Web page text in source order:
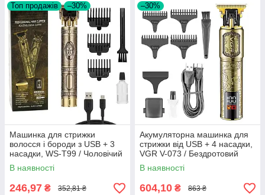
Топ продажів –30%
Машинка для стрижки
волосся і бороди з USB + 3
насадки, WS-T99 / Чоловічий
акумуляторний тример для
стрижки
В наявності
246,97 ₴ 352,81 ₴
–30%
Акумуляторна машинка для
стрижки від USB + 4 насадки,
VGR V-073 / Бездротовий
чоловічий тример для
стрижки
В наявності
604,10 ₴ 863 ₴